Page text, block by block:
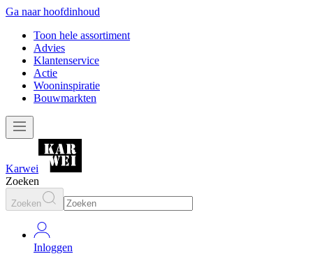
Ga naar hoofdinhoud
Toon hele assortiment
Advies
Klantenservice
Actie
Wooninspiratie
Bouwmarkten
Karwei
Zoeken
Zoeken
Inloggen